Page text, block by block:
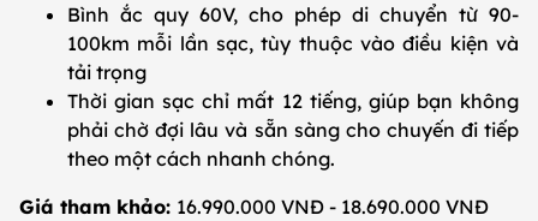
Bình ắc quy 60V, cho phép di chuyển từ 90-
100km mỗi lần sạc, tùy thuộc vào điều kiện và
tải trọng
Thời gian sạc chỉ mất 12 tiếng, giúp bạn không
phải chờ đợi lâu và sẵn sàng cho chuyến đi tiếp
theo một cách nhanh chóng.
Giá tham khảo: 16.990.000 VNĐ - 18.690.000 VNĐ